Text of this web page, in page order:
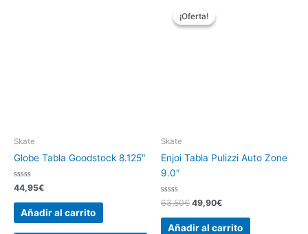
Skate
Globe Tabla Goodstock 8.125″
Valorado
con
0
44,95€
Añadir al carrito
¡Oferta!
¡Oferta!
Skate
Enjoi Tabla Pulizzi Auto Zone
9.0″
Valorado
con
0
63,50€
precio
original
49,90€
Añadir al carrito